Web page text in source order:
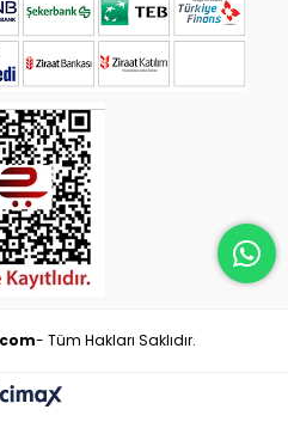
- Tüm Hakları Saklıdır.